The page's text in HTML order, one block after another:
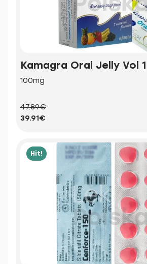
Kamagra Oral Jelly Vol 1
100mg
47.89€
39.91€
Hit!